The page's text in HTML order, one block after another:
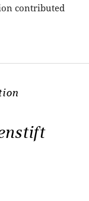
contributed